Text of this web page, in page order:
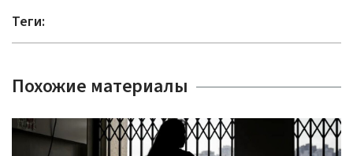
Теги:
Похожие материалы